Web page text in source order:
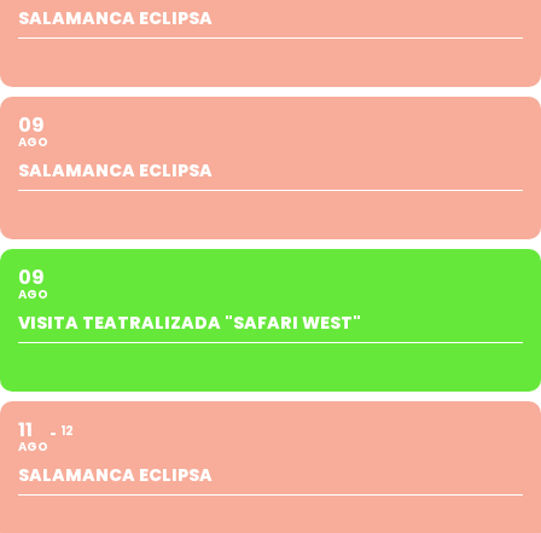
SALAMANCA ECLIPSA
09
AGO
SALAMANCA ECLIPSA
09
AGO
VISITA TEATRALIZADA "SAFARI WEST"
11
AGO
12
SALAMANCA ECLIPSA